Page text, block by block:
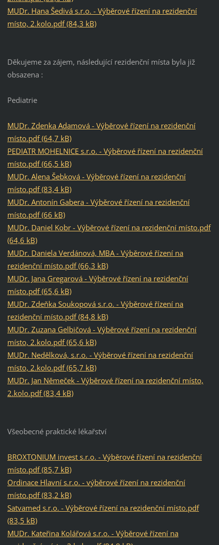
MUDr. Hana Šedivá s.r.o. - Výběrové řízení na rezidenční
místo, 2.kolo.pdf (84,3 kB)
Děkujeme za zájem, následující rezidenční místa byla již
obsazena :
Pediatrie
MUDr. Zdenka Adamová - Výběrové řízení na rezidenční
místo.pdf (64,7 kB)
PEDIATR MOHELNICE s.r.o. - Výběrové řízení na rezidenční
místo.pdf (66,5 kB)
MUDr. Alena Šebková - Výběrové řízení na rezidenční
místo.pdf (83,4 kB)
MUDr. Antonín Gabera - Výběrové řízení na rezidenční
místo.pdf (66 kB)
MUDr. Daniel Kobr - Výběrové řízení na rezidenční místo.pdf
(64,6 kB)
MUDr. Daniela Verdánová, MBA - Výběrové řízení na
rezidenční místo.pdf (66,3 kB)
MUDr. Jana Gregarová - Výběrové řízení na rezidenční
místo.pdf (65,6 kB)
MUDr. Zdeňka Soukopová s.r.o. - Výběrové řízení na
rezidenční místo.pdf (84,8 kB)
MUDr. Zuzana Gelbičová - Výběrové řízení na rezidenční
místo, 2.kolo.pdf (65,6 kB)
MUDr. Nedělková, s.r.o. - Výběrové řízení na rezidenční
místo, 2.kolo.pdf (65,7 kB)
MUDr. Jan Němeček - Výběrové řízení na rezidenční místo,
2.kolo.pdf (83,4 kB)
Všeobecné praktické lékařství
BROXTONIUM invest s.r.o. - Výběrové řízení na rezidenční
místo.pdf (85,7 kB)
Ordinace Hlavní s.r.o. - výběrové řízení na rezidenční
místo.pdf (83,2 kB)
Satvamed s.r.o. - Výběrové řízení na rezidenční místo.pdf
(83,5 kB)
MUDr. Kateřina Kolářová s.r.o. - Výběrové řízení na